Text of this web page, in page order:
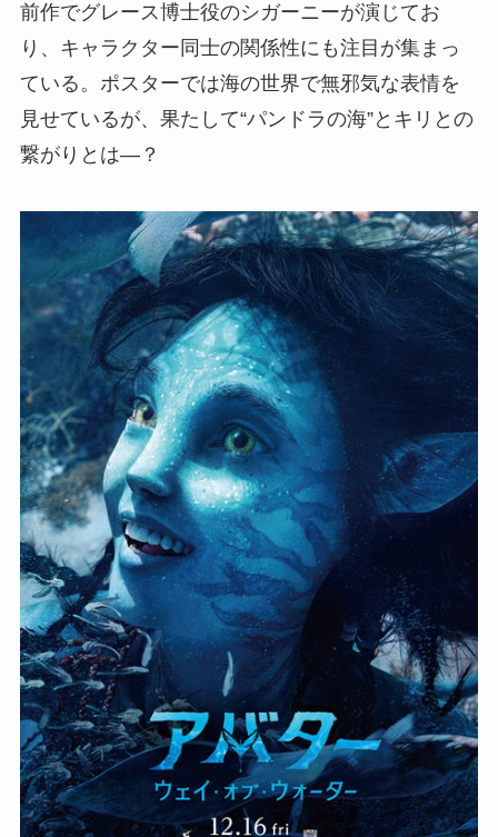
前作でグレース博士役のシガーニーが演じてお
り、キャラクター同士の関係性にも注目が集まっ
ている。ポスターでは海の世界で無邪気な表情を
見せているが、果たして“パンドラの海”とキリとの
繋がりとは―？